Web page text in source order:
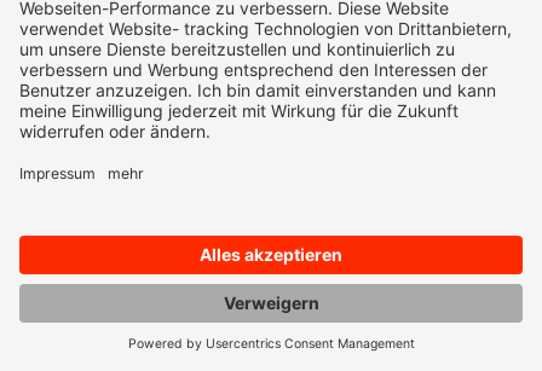
B2B Marketing 12.01.2026
Experten zum Branchenprimus
JETZT LESEN